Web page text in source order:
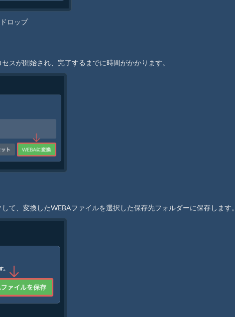
ロップ
スが開始され、完了するまでに時間がかかります。
て、変換したWEBAファイルを選択した保存先フォルダーに保存します。